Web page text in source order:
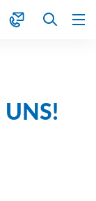
UNS!